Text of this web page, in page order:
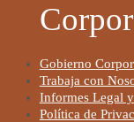
Gobierno
Trabaja con
Informes Legal
Política de